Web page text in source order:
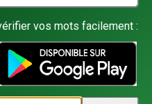
vos mots facilement :